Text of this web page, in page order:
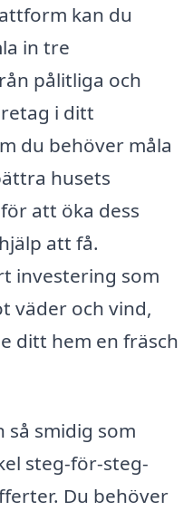
kan du
in tre
pålitliga och
i ditt
du behöver måla
husets
att öka dess
att få.
investering som
väder och vind,
ditt hem en fräsch
så smidig som
steg-för-steg-
Du behöver